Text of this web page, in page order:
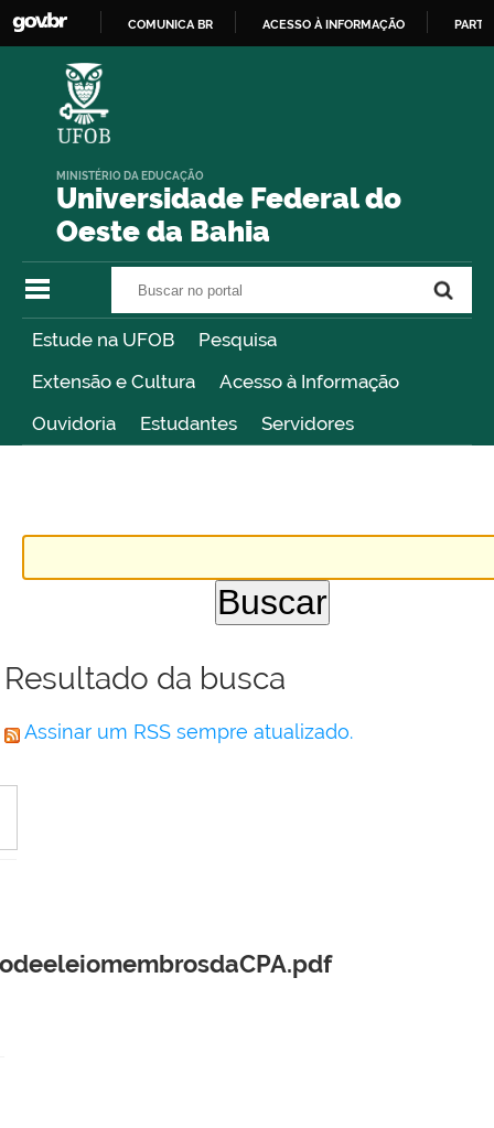
COMUNICA BR ACESSO À INFORMAÇÃO
Universidade Federal do
Oeste da Bahia
MINISTÉRIO DA EDUCAÇÃO
Estude na UFOB
Pesquisa
Extensão e Cultura
Acesso à Informação
Ouvidoria
Estudantes Servidores
Resultado da busca
Assinar um RSS sempre atualizado.